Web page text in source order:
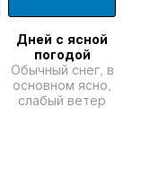
Дней с ясной
погодой
Обычный снег, в
основном ясно,
слабый ветер